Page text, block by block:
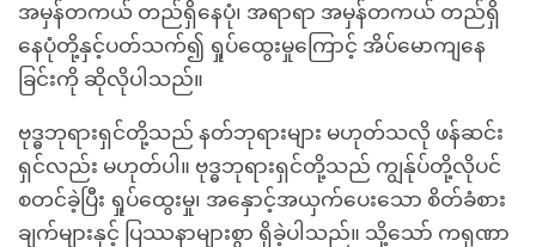
အမှန်တကယ် တည်ရှိနေပုံ၊ အရာရာ အမှန်တကယ် တည်ရှိ
နေပုံတို့နှင့်ပတ်သက်၍ ရှုပ်ထွေးမှုကြောင့် အိပ်မောကျနေ
ခြင်းကို ဆိုလိုပါသည်။
ဗုဒ္ဓဘုရားရှင်တို့သည် နတ်ဘုရားများ မဟုတ်သလို ဖန်ဆင်း
ရှင်လည်း မဟုတ်ပါ။ ဗုဒ္ဓဘုရားရှင်တို့သည် ကျွန်ုပ်တို့လိုပင်
စတင်ခဲ့ပြီး ရှုပ်ထွေးမှု၊ အနှောင့်အယှက်ပေးသော စိတ်ခံစား
ချက်များနှင့် ပြဿနာများစွာ ရှိခဲ့ပါသည်။ သို့သော် ကရုဏာ